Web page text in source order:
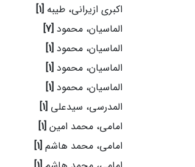
اکبری ازیرانی، طیبه [1]
الماسیان، محمود [7]
الماسیان، محمود [1]
الماسیان، محمود [1]
الماسیان، محمود [1]
المدرسی، سیدعلی [1]
امامی، محمد امین [1]
امامی، محمد هاشم [1]